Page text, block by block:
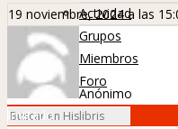
Actividad
Grupos
Miembros
Foro
19 noviembre, 2024 a las
Anónimo
Invitado